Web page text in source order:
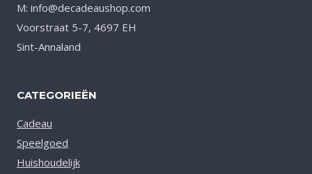
M: info@decadeaushop.com
Voorstraat 5-7, 4697 EH
Sint-Annaland
CATEGORIEËN
Cadeau
Speelgoed
Huishoudelijk